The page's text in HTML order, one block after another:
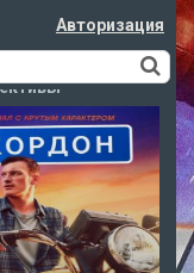
Авторизация